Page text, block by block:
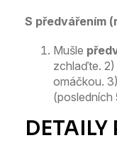
S předvářením
Mušle
zchlaďte.
omáčkou.
(posledních